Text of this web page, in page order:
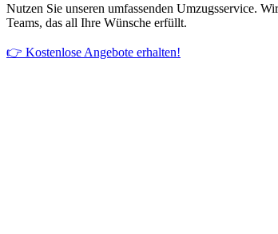
Nutzen Sie unseren umfassenden Umzugsservice.
Teams, das all Ihre Wünsche erfüllt.
👉 Kostenlose Angebote erhalten!